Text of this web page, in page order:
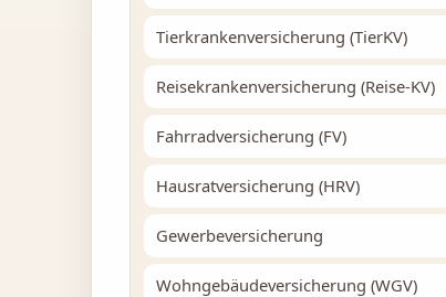
Tierkrankenversicherung (TierKV)
Reisekrankenversicherung (Reise-KV)
Fahrradversicherung (FV)
Hausratversicherung (HRV)
Gewerbeversicherung
Wohngebäudeversicherung (WGV)